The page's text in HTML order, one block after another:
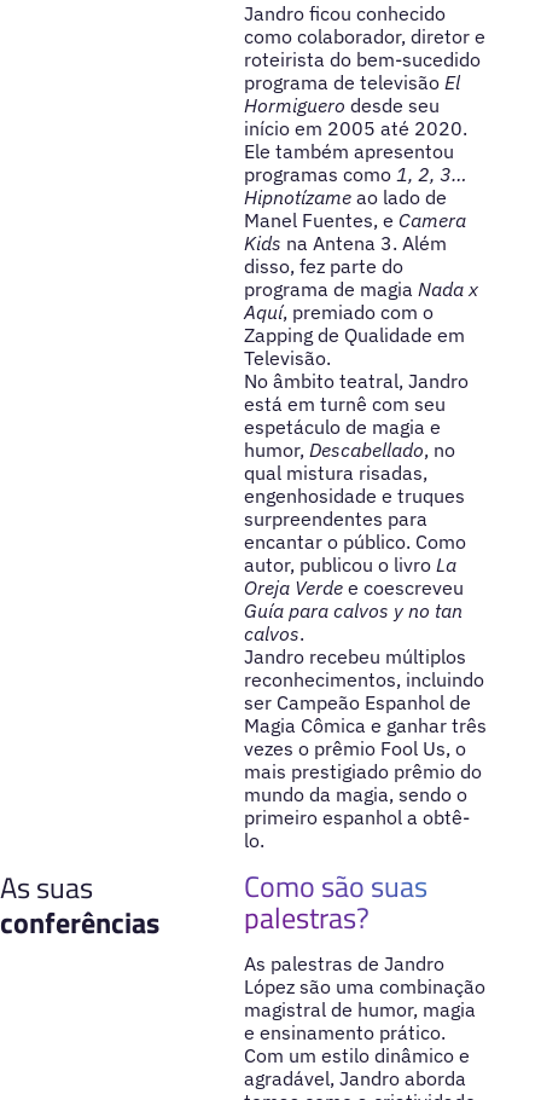
Jandro ficou conhecido
como colaborador, diretor e
roteirista do bem-sucedido
programa de televisão El
Hormiguero desde seu
início em 2005 até 2020.
Ele também apresentou
programas como 1, 2, 3…
Hipnotízameao lado de
Manel Fuentes, e Camera
Kids na Antena 3. Além
disso, fez parte do
programa de magia Nada x
Aquí, premiado com o
Zapping de Qualidade em
Televisão.
No âmbito teatral, Jandro
está em turnê com seu
espetáculo de magia e
humor, Descabellado, no
qual mistura risadas,
engenhosidade e truques
surpreendentes para
encantar o público. Como
autor, publicou o livro La
Oreja Verdee coescreveu
Guía para calvos y no tan
calvos.
Jandro recebeu múltiplos
reconhecimentos, incluindo
ser Campeão Espanhol de
Magia Cômica e ganhar três
vezes o prêmio Fool Us, o
mais prestigiado prêmio do
mundo da magia, sendo o
primeiro espanhol a obtê-
lo.
As suas
conferências
Como são suas
palestras?
As palestras de Jandro
López são uma combinação
magistral de humor, magia
e ensinamento prático.
Com um estilo dinâmico e
agradável, Jandro aborda